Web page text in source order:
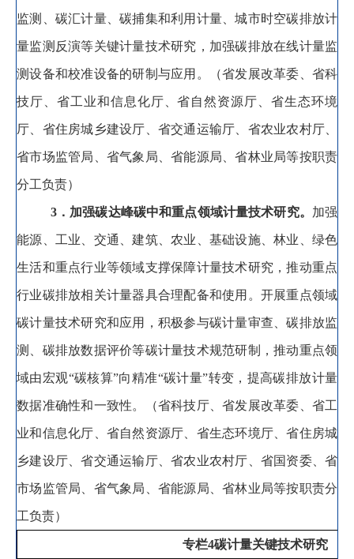
监测、碳汇计量、碳捕集和利用计量、城市时空碳排放计
量监测反演等关键计量技术研究 ， 加强碳排放在线计量监
测设备和校准设备的研制与应用。 （省发展改革委、省科
技厅、省工业和信息化厅、省自然资源厅、省生态环境
厅、省住房城乡建设厅、省交通运输厅、省农业农村厅、
省市场监管局、省气象局、省能源局、省林业局等按职责
分工负责）
3．加强碳达峰碳中和重点领域计量技术研究。 加强
能源、工业、交通、建筑、农业、基础设施、林业、绿色
生活和重点行业等领域支撑保障计量技术研究 ，推动重点
行业碳排放相关计量器具合理配备和使用。开展重点领域
碳计量技术研究和应用 ， 积极参与碳计量审查、碳排放监
测、碳排放数据评价等碳计量技术规范研制，推动重点领
域由宏观“碳核算”向精准“碳计量”转变 ， 提高碳排放计量
数据准确性和一致性。 （省科技厅、省发展改革委、省工
业和信息化厅、省自然资源厅、省生态环境厅、省住房城
乡建设厅、省交通运输厅、省农业农村厅、省国资委、省
市场监管局、省气象局、省能源局、省林业局等按职责分
工负责）
专栏4碳计量关键技术研究